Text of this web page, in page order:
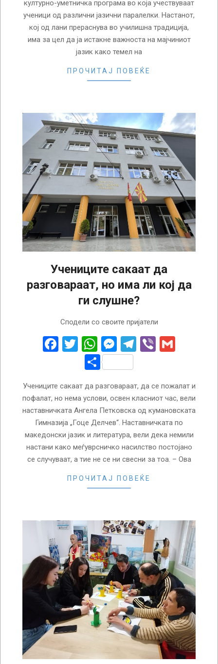
културно-уметничка програма во која учествуваат
ученици од различни јазични паралелки. Настанот,
кој од лани прераснува во училишна традиција,
има за цел да ја истакне важноста на мајчиниот
јазик како темел на
ПРОЧИТАЈ ПОВЕЌЕ
Учениците сакаат да
разговараат, но има ли кој да
ги слушне?
Сподели со своите пријатели
Facebook
Twitter
WhatsApp
Messenger
Telegram
Viber
Share
Учениците сакаат да разговараат, да се пожалат и
пофалат, но нема услови, освен класниот час, вели
наставничката Ангела Петковска од кумановската
Гимназија „Гоце Делчев“. Наставничката по
македонски јазик и литература, вели дека немили
настани како меѓуврсничко насилство постојано
се случуваат, а тие не се ни свесни за тоа. – Ова
ПРОЧИТАЈ ПОВЕЌЕ